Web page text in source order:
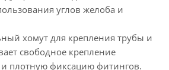
углов желоба и
хомут для крепления трубы и
свободное крепление
плотную фиксацию фитингов.